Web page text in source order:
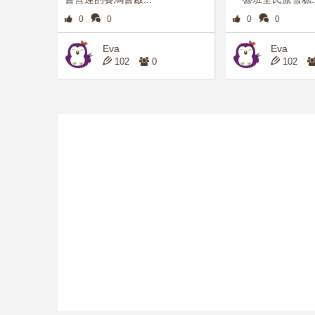
0 0
Eva
102 0
0 0
Eva
102